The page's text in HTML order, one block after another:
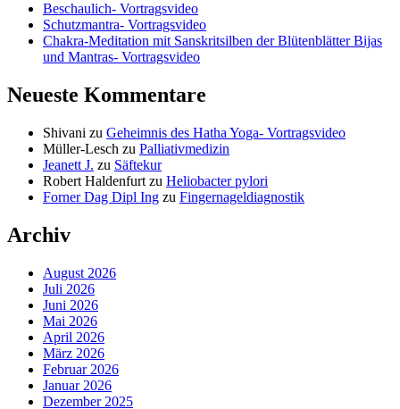
Beschaulich- Vortragsvideo
Schutzmantra- Vortragsvideo
Chakra-Meditation mit Sanskritsilben der Blütenblätter Bijas
und Mantras- Vortragsvideo
Neueste Kommentare
Shivani zu Geheimnis des Hatha Yoga- Vortragsvideo
Müller-Lesch zu Palliativmedizin
Jeanett J. zu Säftekur
Robert Haldenfurt zu Heliobacter pylori
Forner Dag Dipl Ing zu Fingernageldiagnostik
Archiv
August 2026
Juli 2026
Juni 2026
Mai 2026
April 2026
März 2026
Februar 2026
Januar 2026
Dezember 2025